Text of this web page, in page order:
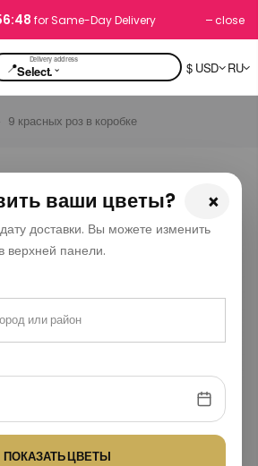
for Same-Day Delivery close
📍Select.⌄ $ USD RU
×
ваши цветы?
доставки. Вы можете изменить
верхней панели.
ПОКАЗАТЬ ЦВЕТЫ
9 красных роз в коробке